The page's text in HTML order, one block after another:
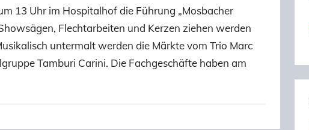
13 Uhr im Hospitalhof die Führung „Mosbacher
Flechtarbeiten und Kerzen ziehen werden
untermalt werden die Märkte vom Trio Marc
Tamburi Carini. Die Fachgeschäfte haben am